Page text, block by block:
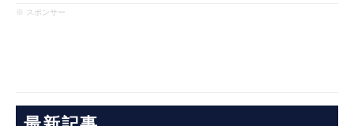
※ スポンサー